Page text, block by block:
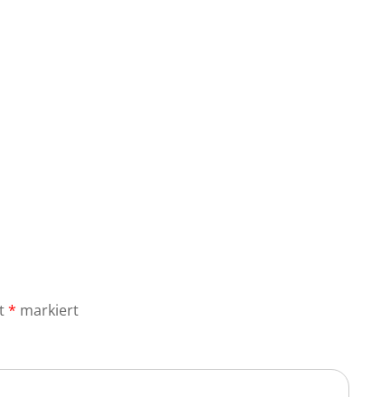
* markiert